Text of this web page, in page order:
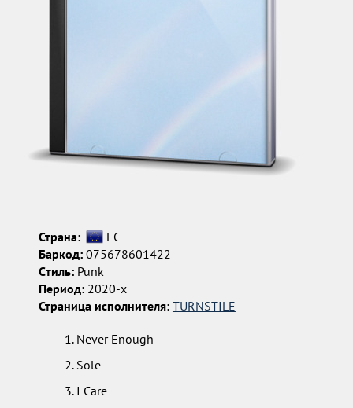
Страна:
ЕС
Баркод:075678601422
Cтиль:Punk
Период:2020-x
Страница исполнителя: TURNSTILE
Never Enough
Sole
I Care